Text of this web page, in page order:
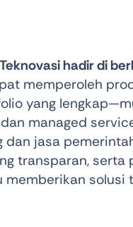
Shop Audio
Headphones
Speakers
hadir di
memperoleh
yang
managed
dan jasa
transparan,
memberikan solusi